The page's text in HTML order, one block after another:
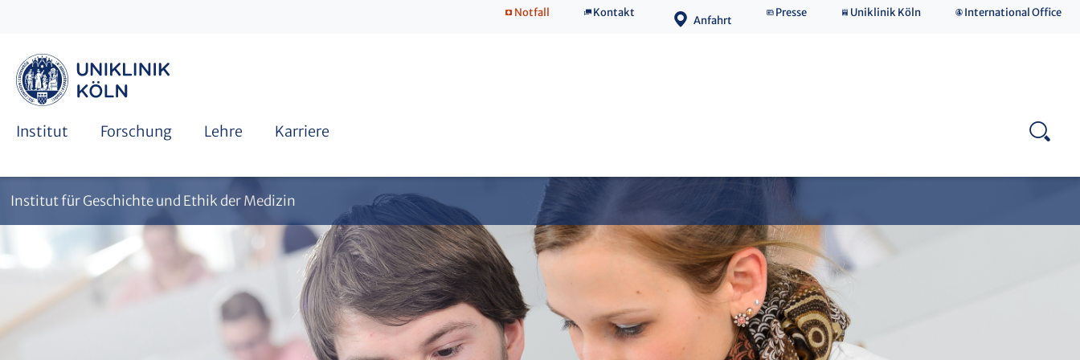
Notfall Kontakt
Anfahrt
Presse Uniklinik Köln International Office
Institut
Bibliothek
Forschung Lehre
Promotion
Karriere
Institut für Geschichte und Ethik der Medizin